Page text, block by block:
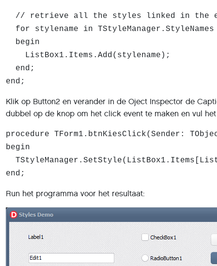
// retrieve all the styles linked in the
for stylename in TStyleManager.StyleNames
begin
ListBox1.Items.Add(stylename);
end;
end;
Klik op Button2 en verander in de Oject Inspector de
dubbel op de knop om het click event te maken en vul
procedure TForm1.btnKiesClick(Sender:
begin
end;
Run het programma voor het resultaat: